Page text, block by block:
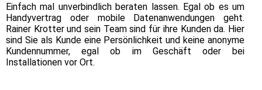
Einfach mal unverbindlich beraten lassen. Egal ob es um
Handyvertrag oder mobile Datenanwendungen geht.
Rainer Krotter und sein Team sind für ihre Kunden da. Hier
sind Sie als Kunde eine Persönlichkeit und keine anonyme
Kundennummer, egal ob im Geschäft oder bei
Installationen vor Ort.